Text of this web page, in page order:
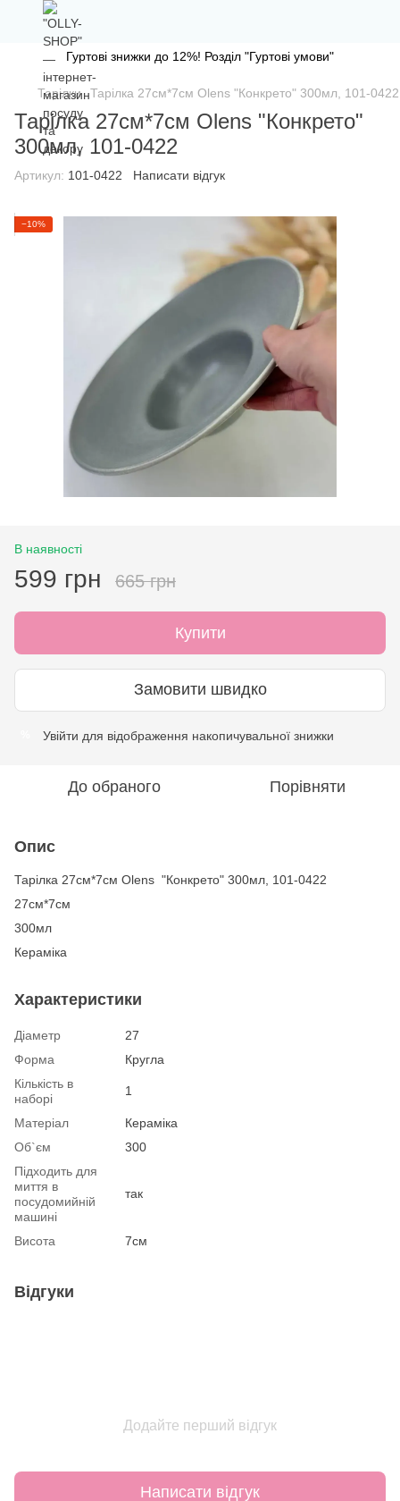
Гуртові знижки до 12%! Розділ "Гуртові умови"
Тарілки Тарілка 27см*7cм Olens "Конкрето" 300мл, 101-0422
Тарілка 27см*7cм Olens "Конкрето"
300мл, 101-0422
Артикул: 101-0422 Написати відгук
−10%
В наявності
599 грн 665 грн
Купити
Замовити швидко
Увійти для відображення накопичувальної знижки
До обраного Порівняти
Опис
Тарілка 27см*7cм Olens "Конкрето" 300мл, 101-0422
27см*7cм
300мл
Кераміка
Характеристики
Діаметр
27
Форма
Кругла
Кількість в
наборі
1
Матеріал
Кераміка
Об`єм
300
Підходить для
миття в
посудомийній
машині
так
Висота 7см
Відгуки
Додайте перший відгук
Написати відгук